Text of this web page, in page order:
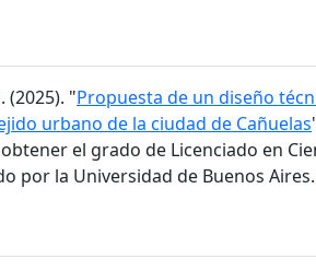
(2025). "Propuesta de un diseño
urbano de la ciudad de Cañuelas
el grado de Licenciado en
por la Universidad de Buenos